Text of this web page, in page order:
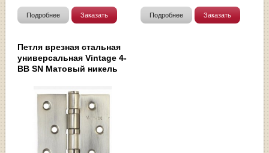
Подробнее Заказать Подробнее Заказать
Петля врезная стальная
универсальная Vintage 4-
BB SN Матовый никель